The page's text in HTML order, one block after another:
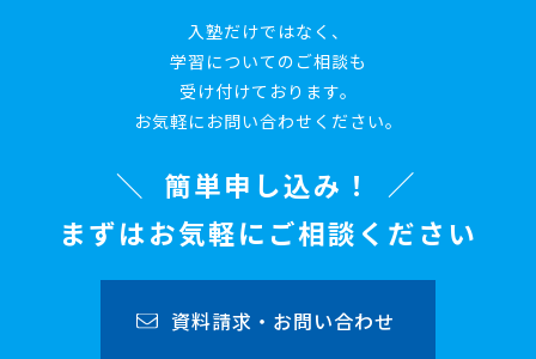
入塾だけではなく、
学習についてのご相談も
受け付けております。
お気軽にお問い合わせください。
簡単申し込み！
まずはお気軽にご相談ください
資料請求・お問い合わせ